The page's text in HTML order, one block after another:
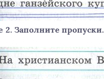
2. Заполните пропуски.